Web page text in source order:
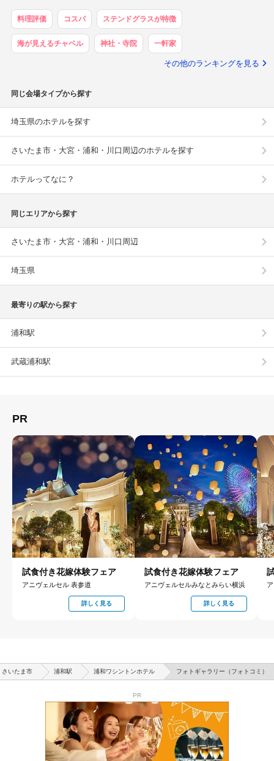
料理評価 コスパ ステンドグラスが特徴
海が見えるチャペル 神社・寺院 一軒家
その他のランキングを見る
同じ会場タイプから探す
埼玉県のホテルを探す
さいたま市・大宮・浦和・川口周辺のホテルを探す
ホテルってなに？
同じエリアから探す
さいたま市・大宮・浦和・川口周辺
埼玉県
最寄りの駅から探す
浦和駅
武蔵浦和駅
PR
試食付き花嫁体験フェア
アニヴェルセル 表参道
詳しく見る
試食付き花嫁体験フェア
アニヴェルセルみなとみらい横浜
詳しく見る
さいたま市 浦和駅 浦和ワシントンホテル フォトギャラリー（フォトコミ）
PR